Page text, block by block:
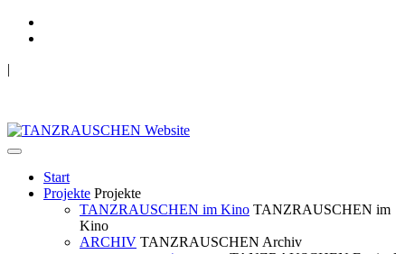
|
Start
Projekte Projekte
TANZRAUSCHEN im Kino TANZRAUSCHEN im
Kino
ARCHIV TANZRAUSCHEN Archiv